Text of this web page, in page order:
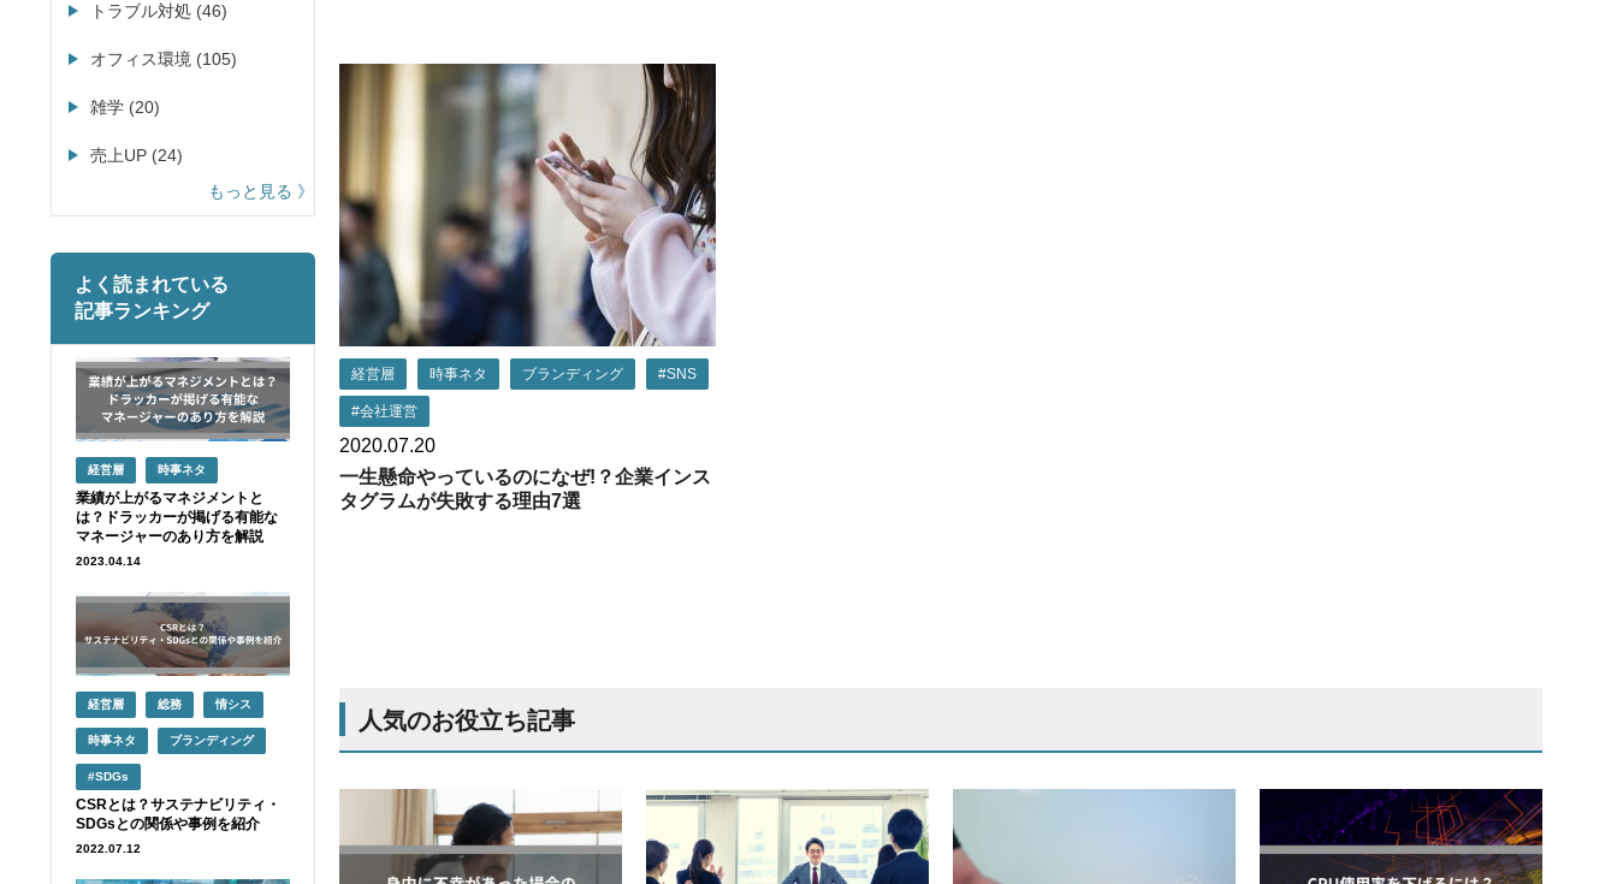
経営層 時事ネタ ブランディング #SNS
#会社運営
2020.07.20
一生懸命やっているのになぜ!？企業インス
タグラムが失敗する理由7選
人気のお役立ち記事
トラブル対処 (46)
オフィス環境 (105)
雑学 (20)
売上UP (24)
もっと見る
よく読まれている
記事ランキング
経営層 時事ネタ
業績が上がるマネジメントと
は？ドラッカーが掲げる有能な
マネージャーのあり方を解説
2023.04.14
経営層 総務 情シス
時事ネタ ブランディング
#SDGs
CSRとは？サステナビリティ・
SDGsとの関係や事例を紹介
2022.07.12